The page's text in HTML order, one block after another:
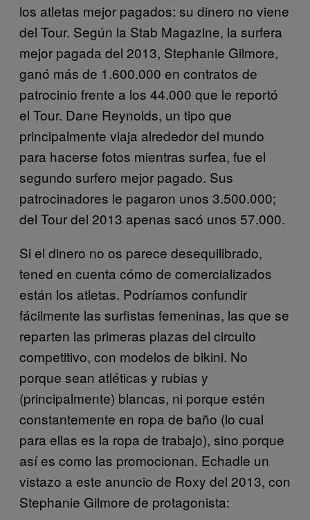
los atletas mejor pagados: su dinero no viene
del Tour. Según la Stab Magazine, la surfera
mejor pagada del 2013, Stephanie Gilmore,
ganó más de 1.600.000 en contratos de
patrocinio frente a los 44.000 que le reportó
el Tour. Dane Reynolds, un tipo que
principalmente viaja alrededor del mundo
para hacerse fotos mientras surfea, fue el
segundo surfero mejor pagado. Sus
patrocinadores le pagaron unos 3.500.000;
del Tour del 2013 apenas sacó unos 57.000.
Si el dinero no os parece desequilibrado,
tened en cuenta cómo de comercializados
están los atletas. Podríamos confundir
fácilmente las surfistas femeninas, las que se
reparten las primeras plazas del circuito
competitivo, con modelos de bikini. No
porque sean atléticas y rubias y
(principalmente) blancas, ni porque estén
constantemente en ropa de baño (lo cual
para ellas es la ropa de trabajo), sino porque
así es como las promocionan. Echadle un
vistazo a este anuncio de Roxy del 2013, con
Stephanie Gilmore de protagonista: